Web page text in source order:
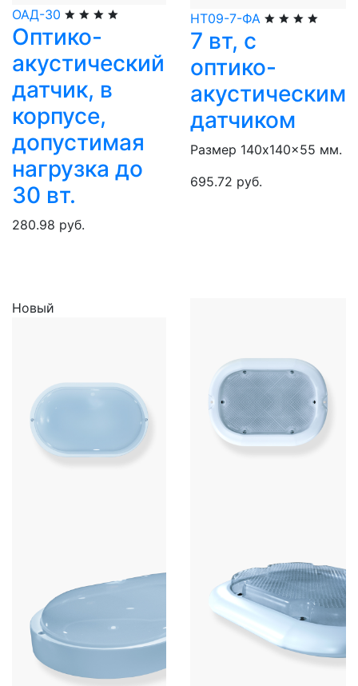
ОАД-30
Оптико-
акустический
датчик, в
корпусе,
допустимая
нагрузка до
30 вт.
280.98 руб.
НТ09-7-ФА
7 вт, с
оптико-
акустическим
датчиком
Размер 140x140x55 мм.
695.72 руб.
Новый